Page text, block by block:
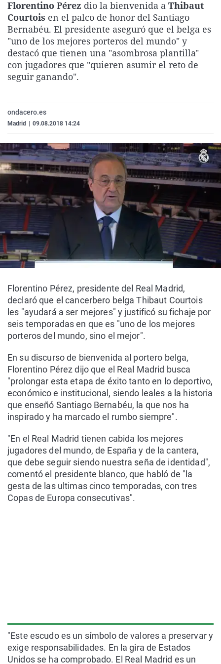
La rosa de los vientos
Gente viajera
Como el perro y el
Caso
Retornados
Equipo de
Operación Viuda
Extremadura
Galicia
La Rioja
Navarra
Virales
Televisión
Elecciones
Florentino Pérez dio la bienvenida a Thibaut
Courtois en el palco de honor del Santiago
Bernabéu. El presidente aseguró que el belga es
"uno de los mejores porteros del mundo" y
destacó que tienen una "asombrosa plantilla"
con jugadores que "quieren asumir el reto de
seguir ganando".
ondacero.es
Madrid 09.08.2018 14:24
Florentino Pérez, presidente del Real Madrid,
declaró que el cancerbero belga Thibaut Courtois
les "ayudará a ser mejores" y justificó su fichaje por
seis temporadas en que es "uno de los mejores
porteros del mundo, sino el mejor".
En su discurso de bienvenida al portero belga,
Florentino Pérez dijo que el Real Madrid busca
"prolongar esta etapa de éxito tanto en lo deportivo,
económico e institucional, siendo leales a la historia
que enseñó Santiago Bernabéu, la que nos ha
inspirado y ha marcado el rumbo siempre".
"En el Real Madrid tienen cabida los mejores
jugadores del mundo, de España y de la cantera,
que debe seguir siendo nuestra seña de identidad",
comentó el presidente blanco, que habló de "la
gesta de las ultimas cinco temporadas, con tres
Copas de Europa consecutivas".
"Este escudo es un símbolo de valores a preservar y
exige responsabilidades. En la gira de Estados
Unidos se ha comprobado. El Real Madrid es un